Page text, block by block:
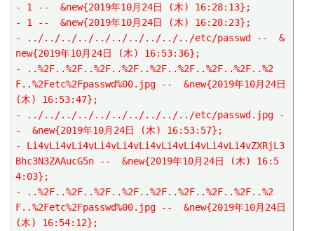
- 1 --  &new{2019年10月24日 (木) 16:28:13};
- 1 --  &new{2019年10月24日 (木) 16:28:23};
- ../../../../../../../../../../etc/passwd --  &
new{2019年10月24日 (木) 16:53:36};
- ..%2F..%2F..%2F..%2F..%2F..%2F..%2F..%2F..%2
F..%2Fetc%2Fpasswd%00.jpg --  &new{2019年10月24日
(木) 16:53:47};
- ../../../../../../../../../../etc/passwd.jpg -
-  &new{2019年10月24日 (木) 16:53:57};
- Li4vLi4vLi4vLi4vLi4vLi4vLi4vLi4vLi4vLi4vZXRjL3
Bhc3N3ZAAucG5n --  &new{2019年10月24日 (木) 16:5
4:03};
- ..%2F..%2F..%2F..%2F..%2F..%2F..%2F..%2F..%2
F..%2Fetc%2Fpasswd%00.jpg --  &new{2019年10月24日
(木) 16:54:12};